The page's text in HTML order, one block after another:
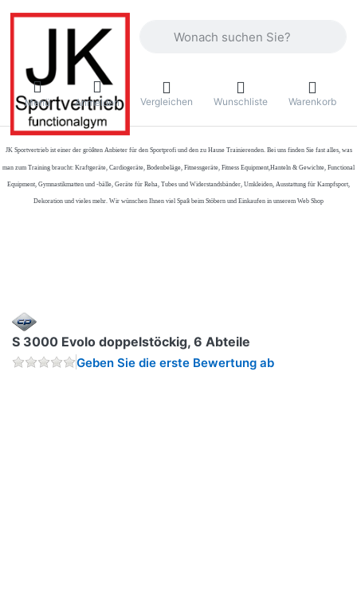
Menü Anmelden Vergleichen Wunschliste Warenkorb
JK Sportvertrieb ist einer der größten Anbieter für den Sportprofi und den zu Hause Trainierenden. Bei uns finden Sie fast alles, was
man zum Training braucht: Kraftgeräte, Cardiogeräte, Bodenbeläge, Fitnessgeräte, Fitness Equipment,Hanteln & Gewichte, Functional
Equipment, Gymnastikmatten und -bälle, Geräte für Reha, Tubes und Widerstandsbänder, Umkleiden, Ausstattung für Kampfsport,
Dekoration und vieles mehr. Wir wünschen Ihnen viel Spaß beim Stöbern und Einkaufen in unserem Web Shop
S 3000 Evolo doppelstöckig, 6 Abteile
Geben Sie die erste Bewertung ab